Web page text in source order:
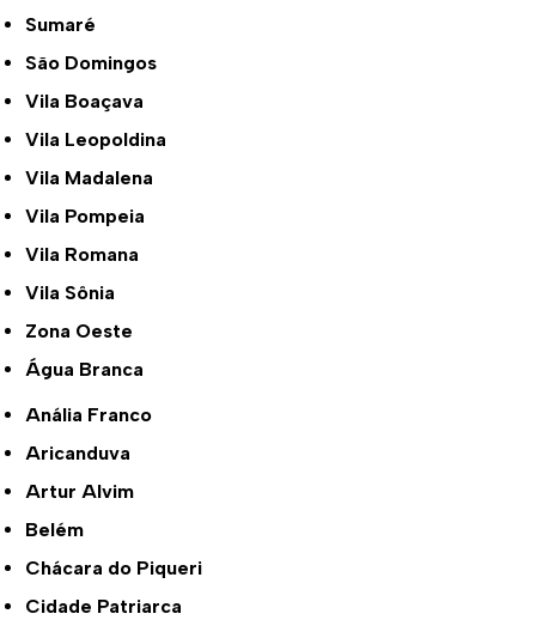
Sumaré
São Domingos
Vila Boaçava
Vila Leopoldina
Vila Madalena
Vila Pompeia
Vila Romana
Vila Sônia
Zona Oeste
Água Branca
Anália Franco
Aricanduva
Artur Alvim
Belém
Chácara do Piqueri
Cidade Patriarca